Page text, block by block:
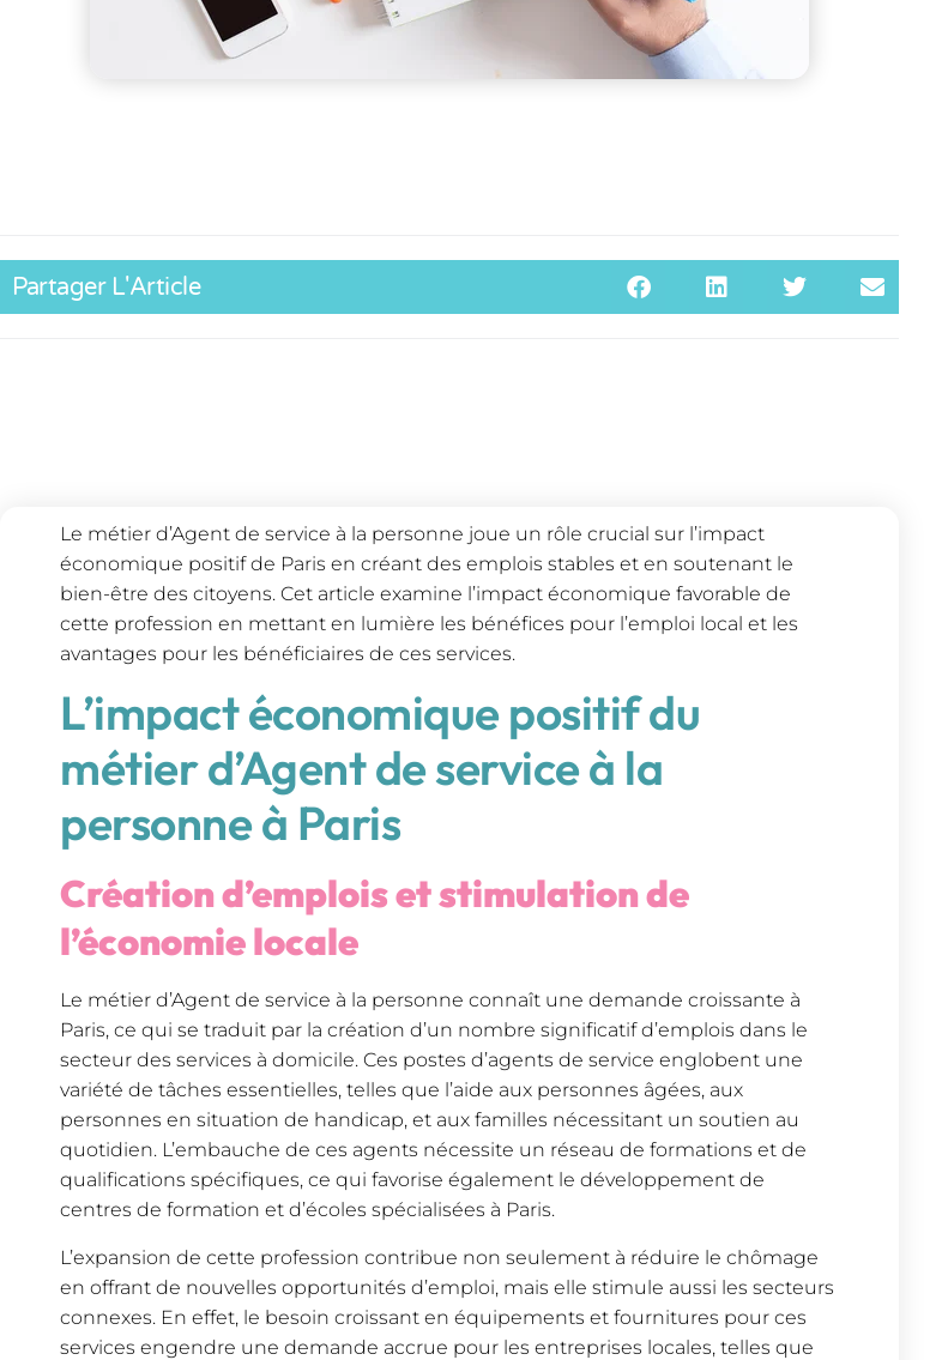
Partager L'Article
Le métier d’Agent de service à la personne joue un rôle crucial sur l’impact
économique positif de Paris en créant des emplois stables et en soutenant le
bien-être des citoyens. Cet article examine l’impact économique favorable de
cette profession en mettant en lumière les bénéfices pour l’emploi local et les
avantages pour les bénéficiaires de ces services.
L’impact économique positif du
métier d’Agent de service à la
personne à Paris
Création d’emplois et stimulation de
l’économie locale
Le métier d’Agent de service à la personne connaît une demande croissante à
Paris, ce qui se traduit par la création d’un nombre significatif d’emplois dans le
secteur des services à domicile. Ces postes d’agents de service englobent une
variété de tâches essentielles, telles que l’aide aux personnes âgées, aux
personnes en situation de handicap, et aux familles nécessitant un soutien au
quotidien. L’embauche de ces agents nécessite un réseau de formations et de
qualifications spécifiques, ce qui favorise également le développement de
centres de formation et d’écoles spécialisées à Paris.
L’expansion de cette profession contribue non seulement à réduire le chômage
en offrant de nouvelles opportunités d’emploi, mais elle stimule aussi les secteurs
connexes. En effet, le besoin croissant en équipements et fournitures pour ces
services engendre une demande accrue pour les entreprises locales, telles que